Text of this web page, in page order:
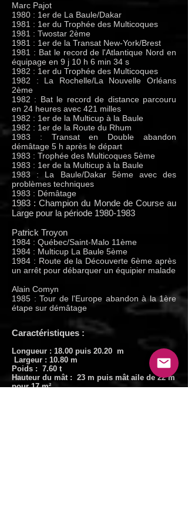
Marc Pajot
1980 : 1er de La Baule/Dakar
1981 : 1er du Trophée des Multicoques
1981 : Twostar 2ème
1981 : 1er de la Transat New-York/Brest
1981 : Bat le record de l'Atlantique Nord en
équipage en 9 j 10 h 6 min 34 s
1982 : 1er du Trophée des Multicoques
1982 : La Rochelle/La Nouvelle Orléans
2ème
1982 : Bat le record de distance parcouru
en 24 heures avec 421 milles
1982 : 1er de la Multicup à la Baule
1982 : 1er de la Route du Rhum
1983 : Transat en Double abandon
démâtage 5 h après le départ
1983 : Trophée des Multicoques 5ème
1983 : 1er de la Multicup à la Baule
1983 : La Baule/Dakar 5ème avec des
problèmes techniques
1983 : Démâtage
1983 : Champion du Monde de Course au
Large pour la période 1980-1983
Patrick Troyon
1984 : Québec/Saint-Malo 11ème
1984 : Multicup La Baule 5ème
1984 : Route de la Découverte 6ème après
un arrêt pour débarquer un équipier malade
Alain Comyn
1985 : Tour de l'Europe abandon à la 1ère
étape sur démâtage
Caractéristiques :
Longueur : 18.00 puis 20.20 m
Largeur : 10.80 m
Poids : 7.60 t
Hauteur du mât : 23 m puis mât aile de 22 m
pour 17 m²